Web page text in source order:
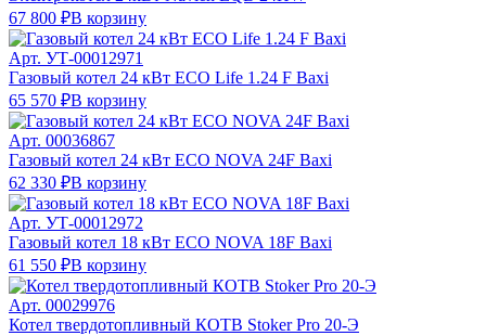
67 800 ₽В корзину
Арт. УТ-00012971
Газовый котел 24 кВт ECO Life 1.24 F Baxi
65 570 ₽В корзину
Арт. 00036867
Газовый котел 24 кВт ECO NOVA 24F Baxi
62 330 ₽В корзину
Арт. УТ-00012972
Газовый котел 18 кВт ECO NOVA 18F Baxi
61 550 ₽В корзину
Арт. 00029976
Котел твердотопливный КОТВ Stoker Pro 20-Э